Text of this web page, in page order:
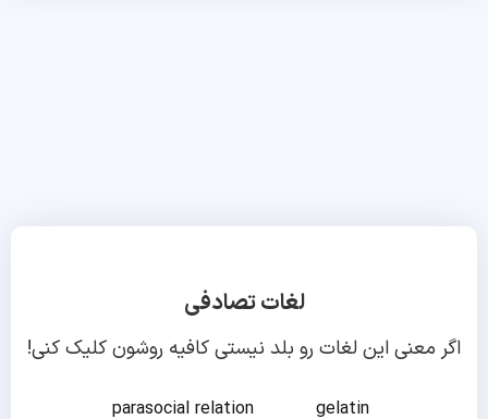
لغات تصادفی
اگر معنی این لغات رو بلد نیستی کافیه روشون کلیک کنی!
parasocial relation
gelatin